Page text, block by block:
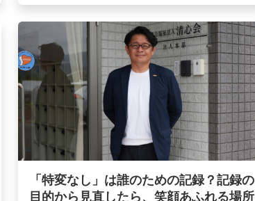
「特変なし」は誰のための記録？記録の
目的から見直したら、笑顔あふれる場所